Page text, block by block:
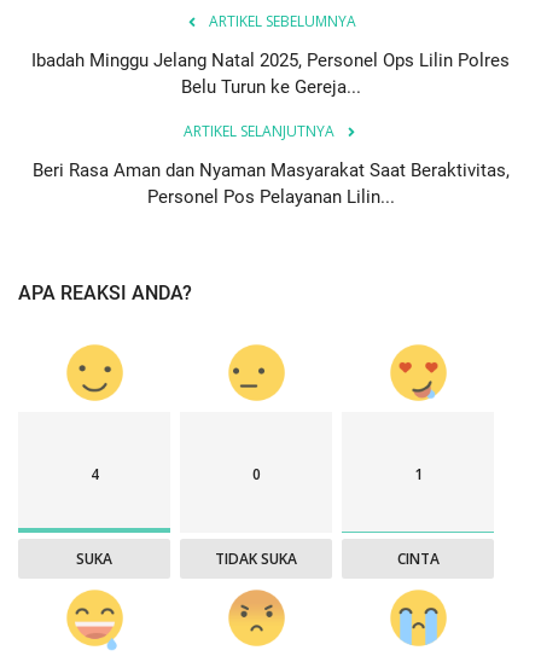
ARTIKEL SEBELUMNYA
Ibadah Minggu Jelang Natal 2025, Personel Ops Lilin Polres
Belu Turun ke Gereja...
ARTIKEL SELANJUTNYA
Beri Rasa Aman dan Nyaman Masyarakat Saat Beraktivitas,
Personel Pos Pelayanan Lilin...
APA REAKSI ANDA?
4
SUKA
0
TIDAK SUKA
1
CINTA